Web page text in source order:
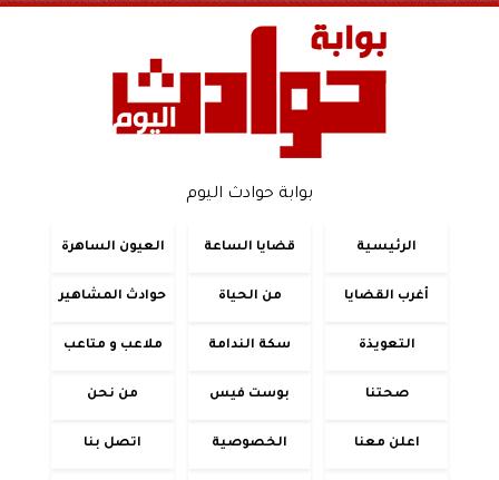
بوابة حوادث اليوم
الرئيسية قضايا الساعة العيون الساهرة
أغرب القضايا من الحياة حوادث المشاهير
التعويذة سكة الندامة ملاعب و متاعب
صحتنا بوست فيس من نحن
اعلن معنا الخصوصية اتصل بنا